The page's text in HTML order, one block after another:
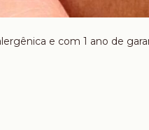
e com 1 ano de